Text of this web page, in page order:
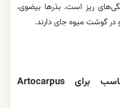
ریز است. بذرها بیضوی،
در گوشت میوه جای دارند.
دمــا و رطوبــت مناسب برای Artocarpus